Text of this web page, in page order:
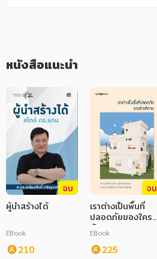
การเรียน การศึกษา
เทคโนโลยี การสื่อสาร วิทยาศาสตร์
ภาษาศาสตร์
หนังสือเด็ก
การพัฒนาตนเอง
การ์ตูนความรู้ การ์ตูน
หนังสือแนะนำ
จบ
ผู้นำสร้างได้
EBook
210
จบ
เราต่างเป็นพื้นที่
ปลอดภัยของใคร
สักคน
EBook
225